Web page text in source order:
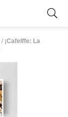
/ ¡Cafelffe: La